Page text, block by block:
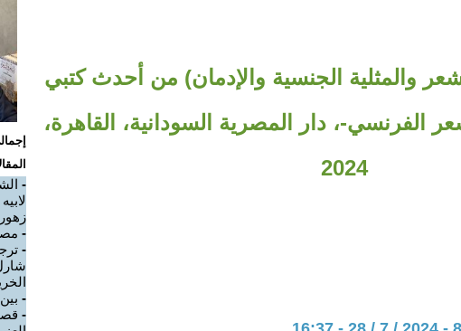
والمثلية الجنسية والإدمان) من أحدث كتبي
الفرنسي-، دار المصرية السودانية، القاهرة،
2024
-
-
-
-
-